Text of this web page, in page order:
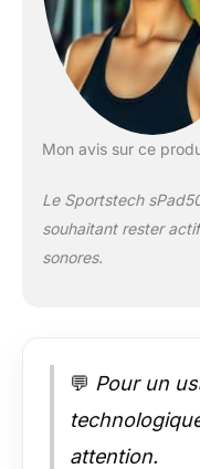
Mon avis sur ce
Le Sportstech
souhaitant rester
sonores.
💬 Pour un
attention.